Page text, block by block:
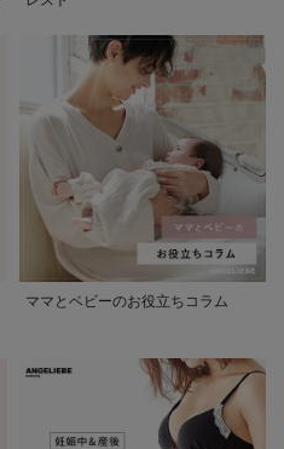
ママとベビーのお役立ちコラム